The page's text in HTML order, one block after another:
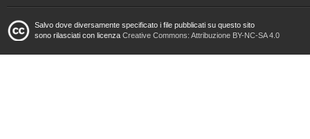
Salvo dove diversamente specificato i file pubblicati su questo sito
sono rilasciati con licenza Creative Commons: Attribuzione BY-NC-SA 4.0